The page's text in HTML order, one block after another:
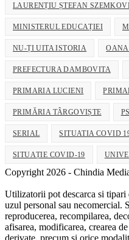
LAURENȚIU ȘTEFAN
MINISTERUL EDUCAȚIEI
NU-ȚI UITA ISTORIA
PREFECTURA DAMBOVITA
PRIMARIA LUCIENI
PRIMĂRIA TÂRGOVIȘTE
SERIAL SITUATIA COVID
SITUAȚIE COVID-19
Copyright 2026 - Chindia
Utilizatorii pot descarca si tipari
uzul personal sau necomercial.
reproducerea, recompilarea,
afisarea, modificarea, crearea
derivate, precum si orice